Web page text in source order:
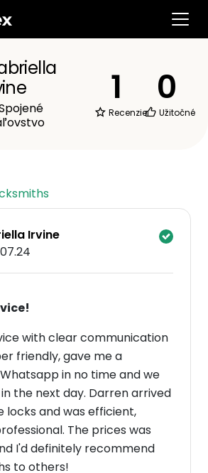
1
Recenzie
0
Užitočné
Irvine
with clear communication
friendly, gave me a
in no time and we
the next day. Darren arrived
locks and was efficient,
The prices was
I'd definitely recommend
to others!